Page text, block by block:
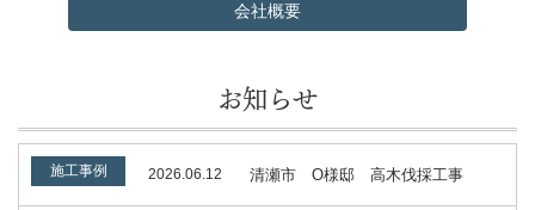
会社概要
お知らせ
施工事例 2026.06.12 清瀬市 O様邸 高木伐採工事